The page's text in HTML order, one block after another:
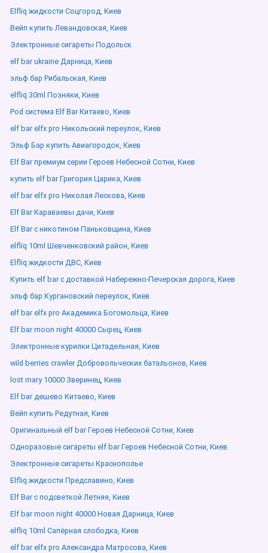
Elfliq жидкости Соцгород, Киев
Вейп купить Левандовская, Киев
Электронные сигареты Подольск
elf bar ukraine Дарница, Киев
эльф бар Рибальская, Киев
elfliq 30ml Позняки, Киев
Pod система Elf Bar Китаево, Киев
elf bar elfx pro Никольский переулок, Киев
Эльф Бар купить Авиагородок, Киев
Elf Bar премиум серии Героев Небесной Сотни, Киев
купить elf bar Григория Царика, Киев
elf bar elfx pro Николая Лескова, Киев
Elf Bar Караваевы дачи, Киев
Elf Bar с никотином Паньковщина, Киев
elfliq 10ml Шевченковский район, Киев
Elfliq жидкости ДВС, Киев
Купить elf bar с доставкой Набережно-Печерская дорога, Киев
эльф бар Кургановский переулок, Киев
elf bar elfx pro Академика Богомольца, Киев
Elf bar moon night 40000 Сырец, Киев
Электронные курилки Цитадельная, Киев
wild berries crawler Добровольческих батальонов, Киев
lost mary 10000 Зверинец, Киев
Elf bar дешево Китаево, Киев
Вейп купить Редутная, Киев
Оригинальный elf bar Героев Небесной Сотни, Киев
Одноразовые сигареты elf bar Героев Небесной Сотни, Киев
Электронные сигареты Краснополье
Elfliq жидкости Предславино, Киев
Elf Bar с подсветкой Летняя, Киев
Elf bar moon night 40000 Новая Дарница, Киев
elfliq 10ml Сапёрная слободка, Киев
elf bar elfx pro Александра Матросова, Киев